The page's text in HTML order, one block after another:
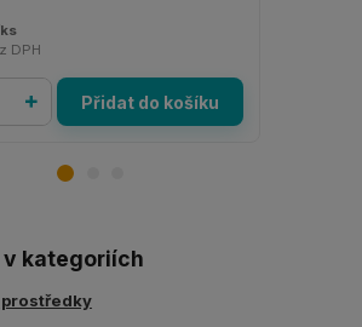
ks
DPH
Přidat do košíku
v kategoriích
prostředky